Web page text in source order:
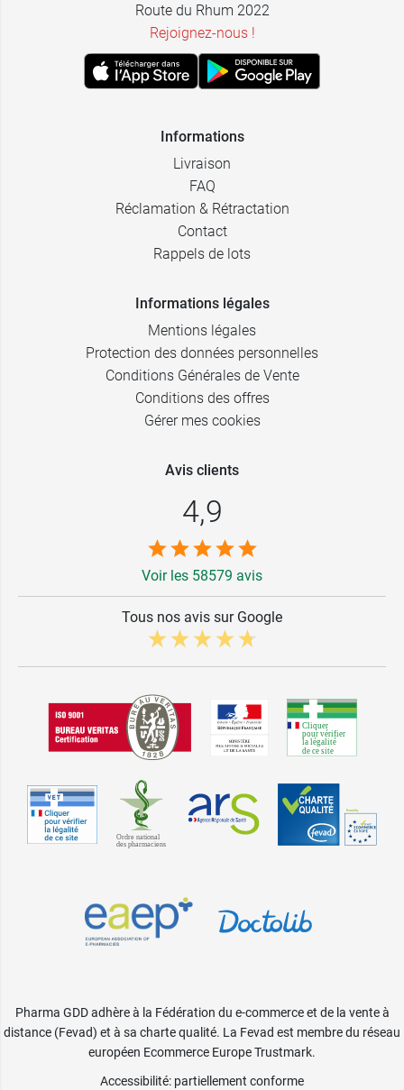
Route du Rhum 2022
Rejoignez-nous !
Informations
Livraison
FAQ
Réclamation & Rétractation
Contact
Rappels de lots
Informations légales
Mentions légales
Protection des données personnelles
Conditions Générales de Vente
Conditions des offres
Gérer mes cookies
Avis clients
4,9
Voir les 58579 avis
Tous nos avis sur Google
Pharma GDD adhère à la Fédération du e-commerce et de la vente à
distance (Fevad) et à sa charte qualité. La Fevad est membre du réseau
européen Ecommerce Europe Trustmark.
Accessibilité: partiellement conforme